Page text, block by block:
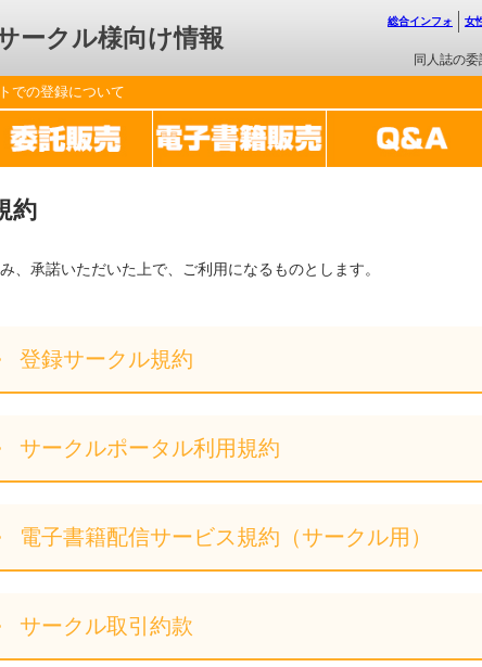
ークル様向け情報
同人誌の委
総合インフォ 女
での登録について
約
、承諾いただいた上で、ご利用になるものとします。
登録サークル規約
サークルポータル利用規約
電子書籍配信サービス規約（サークル用）
サークル取引約款